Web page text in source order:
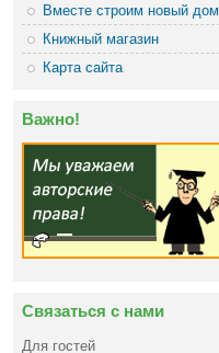
Вместе строим новый дом
Книжный магазин
Карта сайта
Важно!
Связаться с нами
Для гостей